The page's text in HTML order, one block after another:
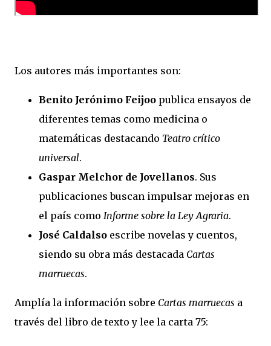
Los autores más importantes son:
Benito Jerónimo Feijoo publica ensayos de
diferentes temas como medicina o
matemáticas destacando Teatro crítico
universal.
Gaspar Melchor de Jovellanos. Sus
publicaciones buscan impulsar mejoras en
el país como Informe sobre la Ley Agraria.
José Caldalso escribe novelas y cuentos,
siendo su obra más destacada Cartas
marruecas.
Amplía la información sobre Cartas marruecas a
través del libro de texto y lee la carta 75: